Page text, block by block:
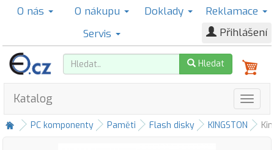
O nás O nákupu Doklady
Reklamace
Servis
Přihlášení
Hledat
Katalog
PC komponenty Paměti Flash disky KINGSTON